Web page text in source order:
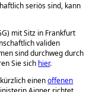
seriös sind, kann
mit Sitz in Frankfurt
validen
sind durchweg durch
Sie sich hier.
einenoffenen